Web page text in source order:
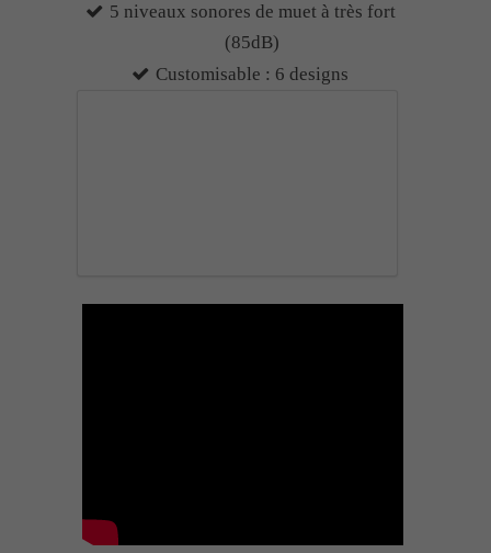
5 niveaux sonores de muet à très fort
(85dB)
Customisable : 6 designs